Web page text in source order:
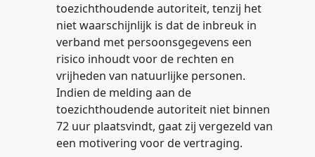
toezichthoudende autoriteit, tenzij het
niet waarschijnlijk is dat de inbreuk in
verband met persoonsgegevens een
risico inhoudt voor de rechten en
vrijheden van natuurlijke personen.
Indien de melding aan de
toezichthoudende autoriteit niet binnen
72 uur plaatsvindt, gaat zij vergezeld van
een motivering voor de vertraging.